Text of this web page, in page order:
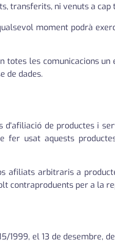
transferits, ni venuts a cap
moment podrà
les comunicacions
de dades.
d'afiliació de productes i
fer usat aquests
afiliats arbitraris a
contraproduents per a la
1999, el 13 de desembre,